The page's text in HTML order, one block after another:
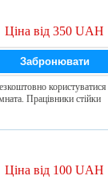
Ціна від 350 UAH
Забронювати
користуватися
Працівники стійки
Ціна від 100 UAH